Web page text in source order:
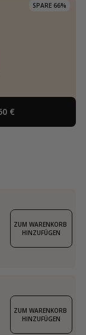
SPARE 66%
€
ZUM WARENKORB
HINZUFÜGEN
ZUM WARENKORB
HINZUFÜGEN